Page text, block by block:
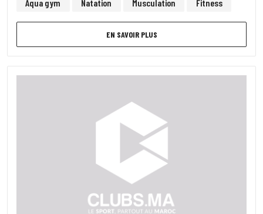
Aqua gym Natation Musculation Fitness
EN SAVOIR PLUS